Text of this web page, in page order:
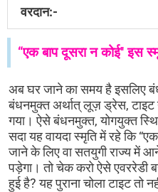
वरदान:-
“एक बाप दूसरा न कोई'' इस
अब घर जाने का समय है इसलिए
बंधनमुक्त अर्थात् लूज़ ड्रेस,
गया। ऐसे बंधनमुक्त, योगयुक्त
सदा यह वायदा स्मृति में रहे कि
जाने के लिए वा सतयुगी राज्य में
पड़ेगा। तो चेक करो ऐसे एवररेडी
हुई है? यह पुराना चोला टाइट तो